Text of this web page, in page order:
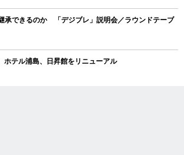
承できるのか 「デジブレ」説明会／ラウンドテーブ
テル浦島、日昇館をリニューアル